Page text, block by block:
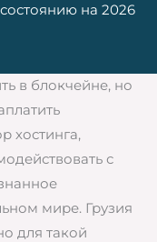
на 2026
в блокчейне, но
хостинга,
с
мире. Грузия
для такой